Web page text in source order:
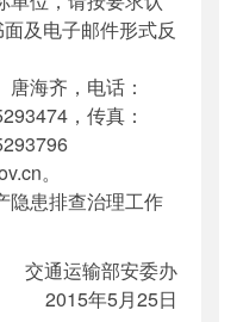
及电子邮件形式反
海齐，电话：
，传真：
。
患排查治理工作
交通运输部安委办
2015年5月25日